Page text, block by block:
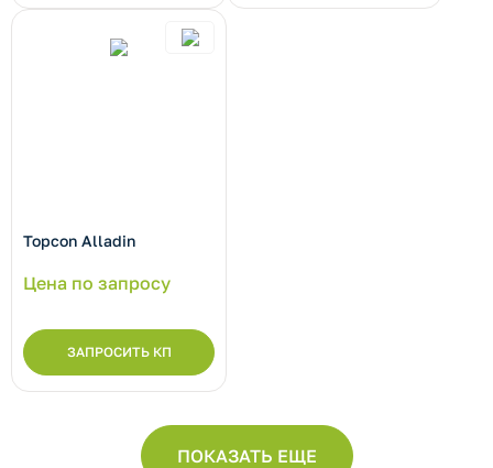
Topcon Alladin
Цена по запросу
ЗАПРОСИТЬ КП
ПОКАЗАТЬ ЕЩЕ